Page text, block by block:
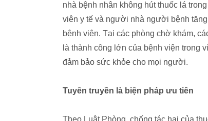
nhà bệnh nhân không hút thuốc lá
viên y tế và người nhà người bệnh
bệnh viện. Tại các phòng chờ khám,
là thành công lớn của bệnh viện trong
đảm bảo sức khỏe cho mọi người.
Tuyên truyền là biện pháp ưu tiên
Theo Luật Phòng, chống tác hại của